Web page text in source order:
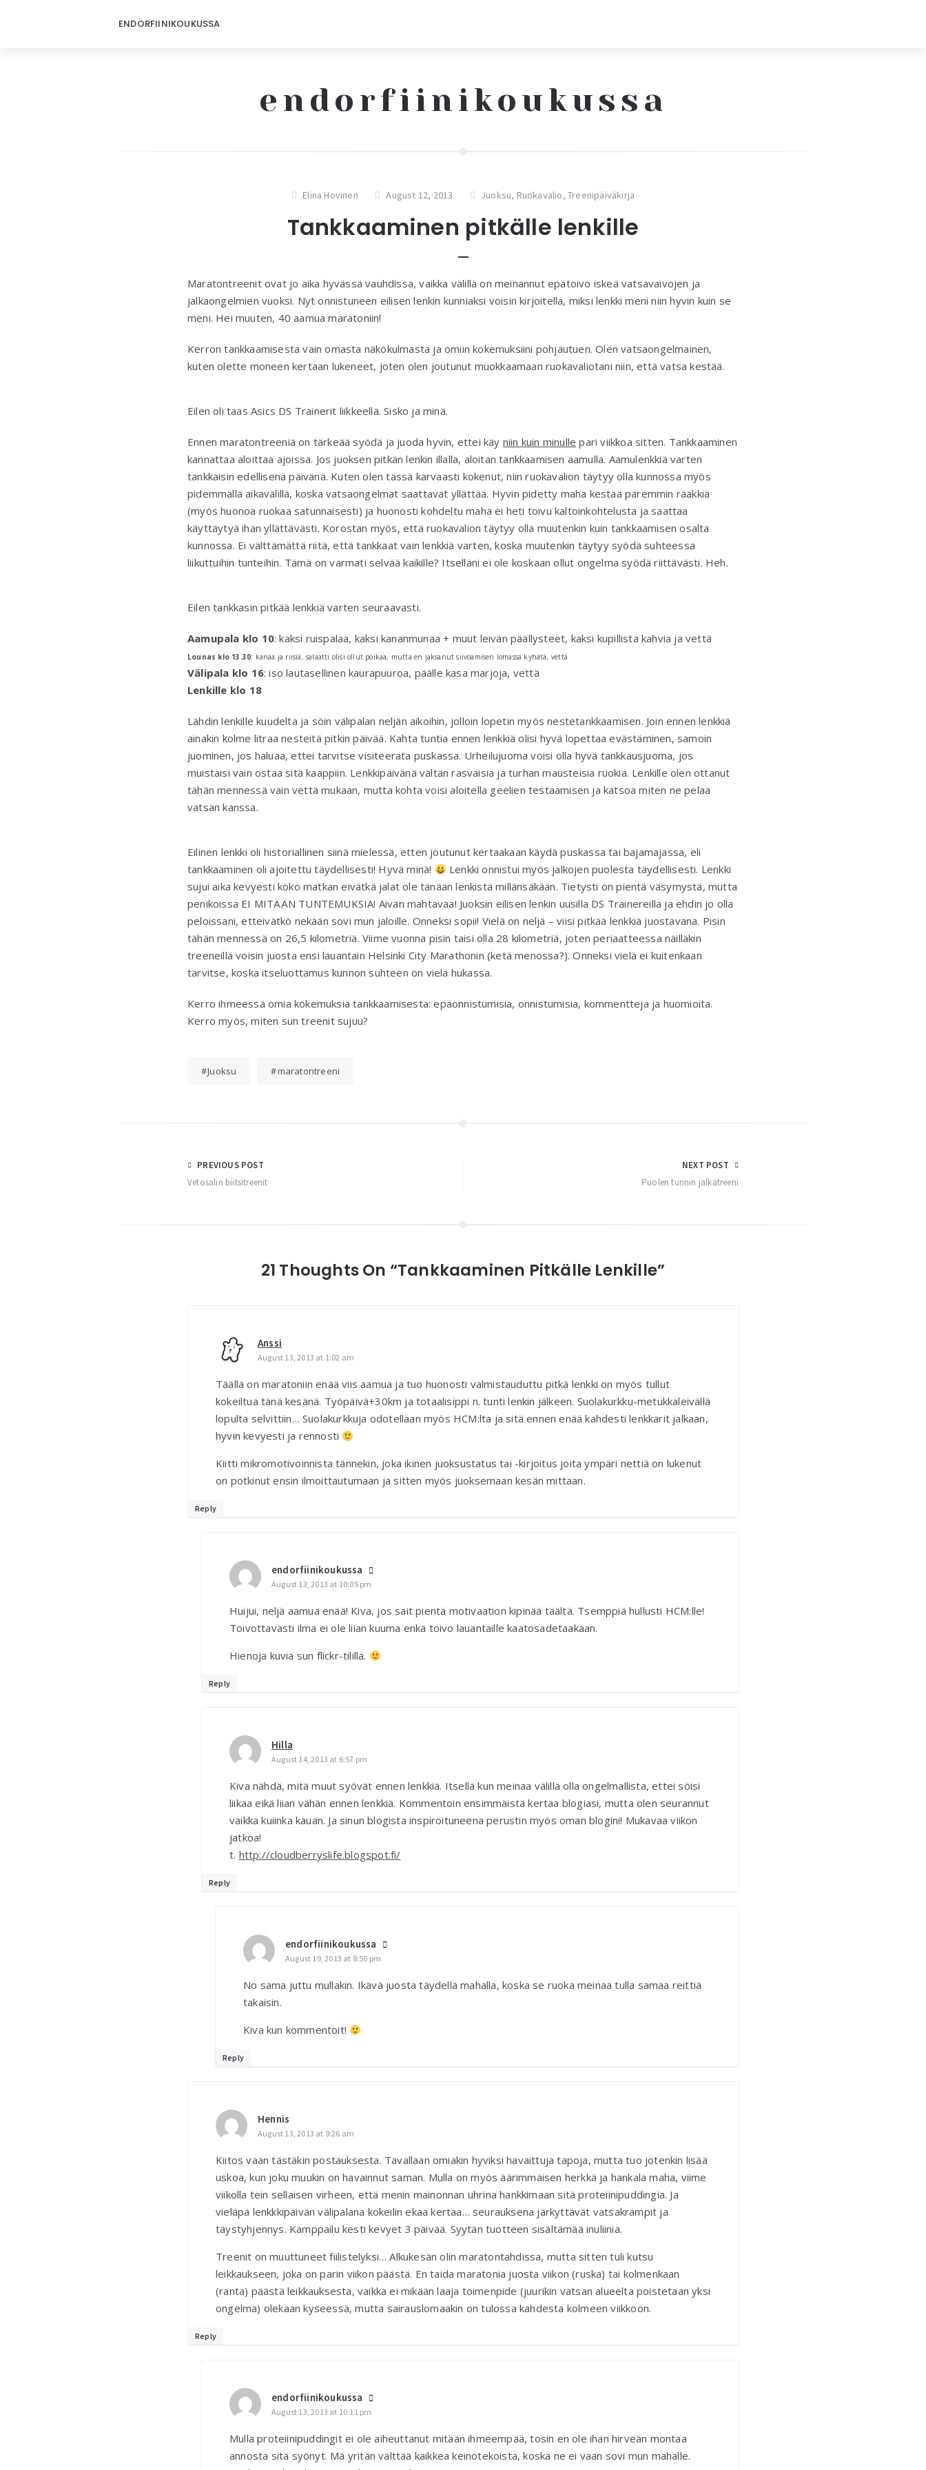
ENDORFIINIKOUKUSSA
endorfiinikoukussa
Elina Hovinen August 12, 2013 Juoksu, Ruokavalio,Treenipäiväkirja
Tankkaaminen pitkälle lenkille
Maratontreenit ovat jo aika hyvässä vauhdissa, vaikka välillä on meinannut epätoivo iskeä vatsavaivojen ja
jalkaongelmien vuoksi. Nyt onnistuneen eilisen lenkin kunniaksi voisin kirjoitella, miksi lenkki meni niin hyvin kuin se
meni. Hei muuten, 40 aamua maratoniin!
Kerron tankkaamisesta vain omasta näkökulmasta ja omiin kokemuksiini pohjautuen. Olen vatsaongelmainen,
kuten olette moneen kertaan lukeneet, joten olen joutunut muokkaamaan ruokavaliotani niin, että vatsa kestää.
Eilen oli taas Asics DS Trainerit liikkeellä. Sisko ja minä.
Ennen maratontreeniä on tärkeää syödä ja juoda hyvin, ettei käy niin kuin minulle pari viikkoa sitten. Tankkaaminen
kannattaa aloittaa ajoissa. Jos juoksen pitkän lenkin illalla, aloitan tankkaamisen aamulla. Aamulenkkiä varten
tankkaisin edellisenä päivänä. Kuten olen tässä karvaasti kokenut, niin ruokavalion täytyy olla kunnossa myös
pidemmällä aikavälillä, koska vatsaongelmat saattavat yllättää. Hyvin pidetty maha kestää paremmin rääkkiä
(myös huonoa ruokaa satunnaisesti) ja huonosti kohdeltu maha ei heti toivu kaltoinkohtelusta ja saattaa
käyttäytyä ihan yllättävästi. Korostan myös, että ruokavalion täytyy olla muutenkin kuin tankkaamisen osalta
kunnossa. Ei välttämättä riitä, että tankkaat vain lenkkiä varten, koska muutenkin täytyy syödä suhteessa
liikuttuihin tunteihin. Tämä on varmati selvää kaikille? Itselläni ei ole koskaan ollut ongelma syödä riittävästi. Heh.
Eilen tankkasin pitkää lenkkiä varten seuraavasti.
Aamupala klo 10: kaksi ruispalaa, kaksi kananmunaa + muut leivän päällysteet, kaksi kupillista kahvia ja vettä
Lounas klo 13.30: kanaa ja riisiä, salaatti olisi ollut poikaa, mutta en jaksanut siivoamisen lomassa kyhätä, vettä
Välipala klo 16: iso lautasellinen kaurapuuroa, päälle kasa marjoja, vettä
Lenkille klo 18
Lähdin lenkille kuudelta ja söin välipalan neljän aikoihin, jolloin lopetin myös nestetankkaamisen. Join ennen lenkkiä
ainakin kolme litraa nesteitä pitkin päivää. Kahta tuntia ennen lenkkiä olisi hyvä lopettaa evästäminen, samoin
juominen, jos haluaa, ettei tarvitse visiteerata puskassa. Urheilujuoma voisi olla hyvä tankkausjuoma, jos
muistaisi vain ostaa sitä kaappiin. Lenkkipäivänä vältän rasvaisia ja turhan mausteisia ruokia. Lenkille olen ottanut
tähän mennessä vain vettä mukaan, mutta kohta voisi aloitella geelien testaamisen ja katsoa miten ne pelaa
vatsan kanssa.
Eilinen lenkki oli historiallinen siinä mielessä, etten joutunut kertaakaan käydä puskassa tai bajamajassa, eli
tankkaaminen oli ajoitettu täydellisesti! Hyvä minä!
Lenkki onnistui myös jalkojen puolesta täydellisesti. Lenkki
sujui aika kevyesti koko matkan eivätkä jalat ole tänään lenkistä millänsäkään. Tietysti on pientä väsymystä, mutta
penikoissa EI MITÄÄN TUNTEMUKSIA! Aivan mahtavaa! Juoksin eilisen lenkin uusilla DS Trainereilla ja ehdin jo olla
peloissani, etteivätkö nekään sovi mun jaloille. Onneksi sopii! Vielä on neljä – viisi pitkää lenkkiä juostavana. Pisin
tähän mennessä on 26,5 kilometriä. Viime vuonna pisin taisi olla 28 kilometriä, joten periaatteessa näilläkin
treeneillä voisin juosta ensi lauantain Helsinki City Marathonin (ketä menossa?). Onneksi vielä ei kuitenkaan
tarvitse, koska itseluottamus kunnon suhteen on vielä hukassa.
Kerro ihmeessä omia kokemuksia tankkaamisesta: epäonnistumisia, onnistumisia, kommentteja ja huomioita.
Kerro myös, miten sun treenit sujuu?
Juoksu maratontreeni
Post
navigation
PREVIOUS POST
Vetosalin biitsitreenit
NEXT POST
Puolen tunnin jalkatreeni
21 Thoughts On “Tankkaaminen Pitkälle Lenkille”
Anssi
August 13, 2013 at 1:02 am
Täällä on maratoniin enää viis aamua ja tuo huonosti valmistauduttu pitkä lenkki on myös tullut
kokeiltua tänä kesänä. Työpäivä+30km ja totaalisippi n. tunti lenkin jälkeen. Suolakurkku-metukkaleivällä
lopulta selvittiin… Suolakurkkuja odotellaan myös HCM:lta ja sitä ennen enää kahdesti lenkkarit jalkaan,
hyvin kevyesti ja rennosti
Kiitti mikromotivoinnista tännekin, joka ikinen juoksustatus tai -kirjoitus joita ympäri nettiä on lukenut
on potkinut ensin ilmoittautumaan ja sitten myös juoksemaan kesän mittaan.
Reply
endorfiinikoukussa
August 13, 2013 at 10:05 pm
Huijui, neljä aamua enää! Kiva, jos sait pientä motivaation kipinää täältä. Tsemppiä hullusti HCM:lle!
Toivottavasti ilma ei ole liian kuuma enkä toivo lauantaille kaatosadetaakaan.
Hienoja kuvia sun flickr-tilillä.
Reply
Hilla
August 14, 2013 at 6:57 pm
Kiva nähdä, mitä muut syövät ennen lenkkiä. Itsellä kun meinaa välillä olla ongelmallista, ettei söisi
liikaa eikä liian vähän ennen lenkkiä. Kommentoin ensimmäistä kertaa blogiasi, mutta olen seurannut
vaikka kuiinka kauan. Ja sinun blogista inspiroituneena perustin myös oman blogini! Mukavaa viikon
jatkoa!
t. http://cloudberryslife.blogspot.fi/
Reply
endorfiinikoukussa
August 19, 2013 at 8:50 pm
No sama juttu mullakin. Ikävä juosta täydellä mahalla, koska se ruoka meinaa tulla samaa reittiä
takaisin.
Kiva kun kommentoit!
Reply
Hennis
August 13, 2013 at 9:26 am
Kiitos vaan tästäkin postauksesta. Tavallaan omiakin hyviksi havaittuja tapoja, mutta tuo jotenkin lisää
uskoa, kun joku muukin on havainnut saman. Mulla on myös äärimmäisen herkkä ja hankala maha, viime
viikolla tein sellaisen virheen, että menin mainonnan uhrina hankkimaan sitä proteiinipuddingia. Ja
vieläpä lenkkkipäivän välipalana kokeilin ekaa kertaa… seurauksena järkyttävät vatsakrampit ja
täystyhjennys. Kamppailu kesti kevyet 3 päivää. Syytän tuotteen sisältämää inuliinia.
Treenit on muuttuneet fiilistelyksi… Alkukesän olin maratontahdissa, mutta sitten tuli kutsu
leikkaukseen, joka on parin viikon päästä. En taida maratonia juosta viikon (ruska) tai kolmenkaan
(ranta) päästä leikkauksesta, vaikka ei mikään laaja toimenpide (juurikin vatsan alueelta poistetaan yksi
ongelma) olekaan kyseessä, mutta sairauslomaakin on tulossa kahdesta kolmeen viikkoon.
Reply
endorfiinikoukussa
August 13, 2013 at 10:11 pm
Mulla proteiinipuddingit ei ole aiheuttanut mitään ihmeempää, tosin en ole ihan hirveän montaa
annosta sitä syönyt. Mä yritän välttää kaikkea keinotekoista, koska ne ei vaan sovi mun mahalle.